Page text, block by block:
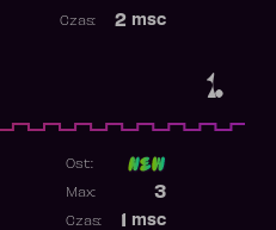
1.
2 msc
Czas:
Ost:
3
Max:
msc
Czas: